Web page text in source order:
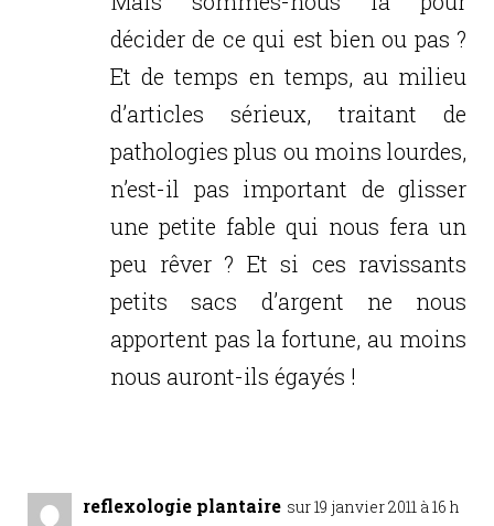
décider de ce qui est bien ou pas ?
Et de temps en temps, au milieu
d’articles sérieux, traitant de
pathologies plus ou moins lourdes,
n’est-il pas important de glisser
une petite fable qui nous fera un
peu rêver ? Et si ces ravissants
petits sacs d’argent ne nous
apportent pas la fortune, au moins
nous auront-ils égayés !
reflexologie plantaire sur 19 janvier 2011 à 16 h